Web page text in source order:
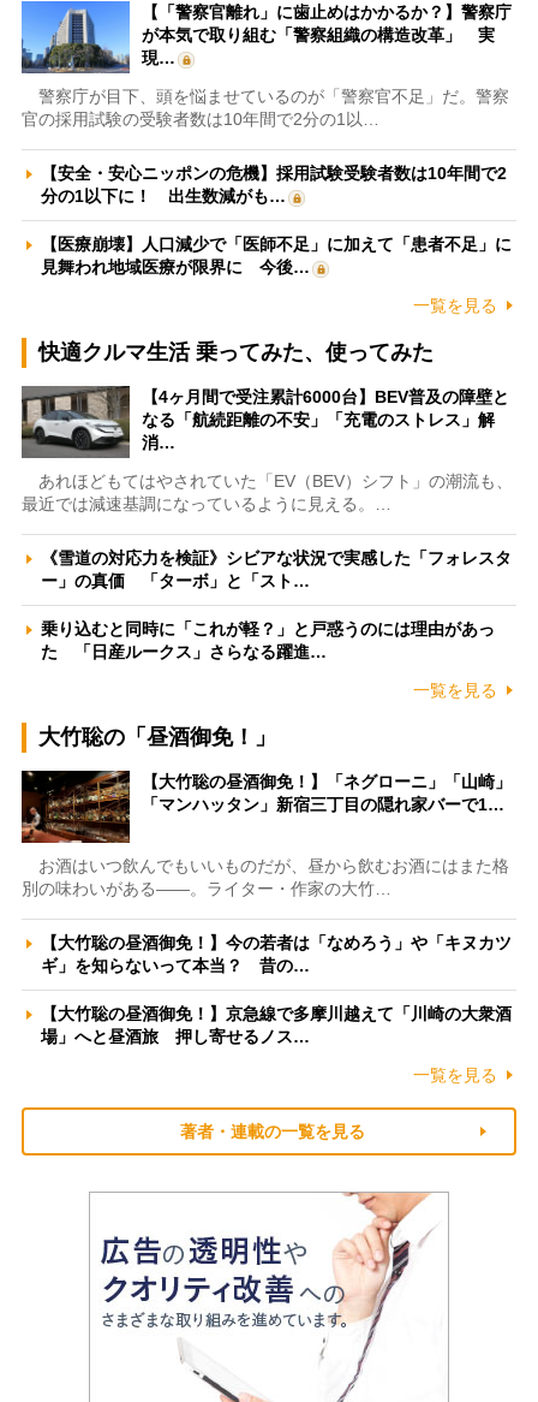
【「警察官離れ」に歯止めはかかるか？】警察庁
が本気で取り組む「警察組織の構造改革」 実
現…
警察庁が目下、頭を悩ませているのが「警察官不足」だ。警察
官の採用試験の受験者数は10年間で2分の1以…
【安全・安心ニッポンの危機】採用試験受験者数は10年間で2
分の1以下に！ 出生数減がも…
【医療崩壊】人口減少で「医師不足」に加えて「患者不足」に
見舞われ地域医療が限界に 今後…
一覧を見る
快適クルマ生活 乗ってみた、使ってみた
【4ヶ月間で受注累計6000台】BEV普及の障壁と
なる「航続距離の不安」「充電のストレス」解
消…
あれほどもてはやされていた「EV（BEV）シフト」の潮流も、
最近では減速基調になっているように見える。…
《雪道の対応力を検証》シビアな状況で実感した「フォレスタ
ー」の真価 「ターボ」と「スト…
乗り込むと同時に「これが軽？」と戸惑うのには理由があっ
た 「日産ルークス」さらなる躍進…
一覧を見る
大竹聡の「昼酒御免！」
【大竹聡の昼酒御免！】「ネグローニ」「山崎」
「マンハッタン」新宿三丁目の隠れ家バーで1…
お酒はいつ飲んでもいいものだが、昼から飲むお酒にはまた格
別の味わいがある――。ライター・作家の大竹…
【大竹聡の昼酒御免！】今の若者は「なめろう」や「キヌカツ
ギ」を知らないって本当？ 昔の…
【大竹聡の昼酒御免！】京急線で多摩川越えて「川崎の大衆酒
場」へと昼酒旅 押し寄せるノス…
一覧を見る
著者・連載の一覧を見る